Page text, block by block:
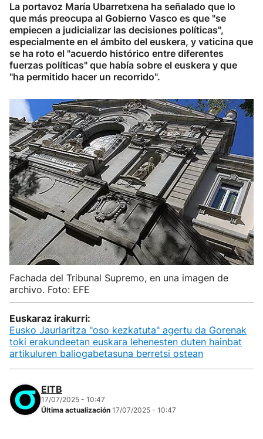
La portavoz María Ubarretxena ha señalado que lo
que más preocupa al Gobierno Vasco es que "se
empiecen a judicializar las decisiones políticas",
especialmente en el ámbito del euskera, y vaticina que
se ha roto el "acuerdo histórico entre diferentes
fuerzas políticas" que había sobre el euskera y que
"ha permitido hacer un recorrido".
Fachada del Tribunal Supremo, en una imagen de
archivo. Foto: EFE
Euskaraz irakurri:
Eusko Jaurlaritza "oso kezkatuta" agertu da Gorenak
toki erakundeetan euskara lehenesten duten hainbat
artikuluren baliogabetasuna berretsi ostean
EITB
17/07/2025 - 10:47
Última actualización 17/07/2025 - 10:47